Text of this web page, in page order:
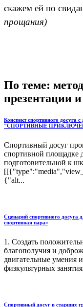
скажем ей по
прощания)
По теме:
презентации
Конспект спортивного досуга
"СПОРТИВНЫЕ
Спортивный досуг
спортивной площадке
подготовительной к
{"alt...
Сценарий спортивного
спортивная пара»
1. Создать
благополучия и
двигательные умения
физкультурных
Спортивный досуг в старших